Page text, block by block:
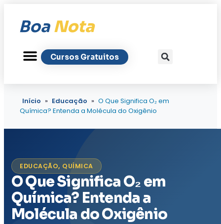
Boa Nota
Cursos Gratuitos
Início » Educação » O Que Significa O₂ em
Química? Entenda a Molécula do Oxigênio
EDUCAÇÃO, QUÍMICA
O Que Significa O₂ em
Química? Entenda a
Molécula do Oxigênio